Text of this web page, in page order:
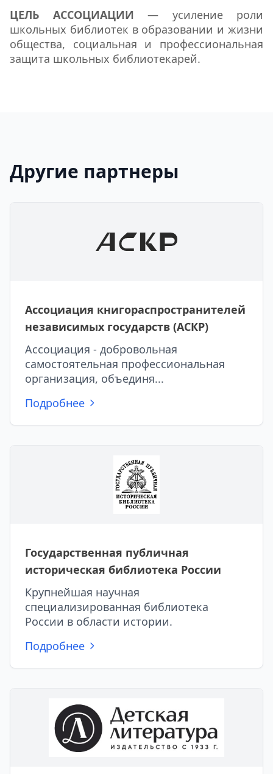
ЦЕЛЬ АССОЦИАЦИИ — усиление роли
школьных библиотек в образовании и жизни
общества, социальная и профессиональная
защита школьных библиотекарей.
Другие партнеры
Ассоциация книгораспространителей
независимых государств (АСКР)
Ассоциация - добровольная
самостоятельная профессиональная
организация, объединя...
Подробнее
Государственная публичная
историческая библиотека России
Крупнейшая научная
специализированная библиотека
России в области истории.
Подробнее